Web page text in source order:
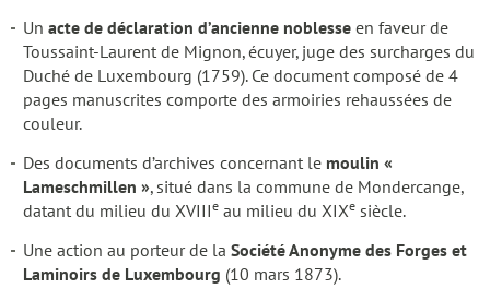
Un acte de déclaration d’ancienne noblesse en faveur de
Toussaint-Laurent de Mignon, écuyer, juge des surcharges du
Duché de Luxembourg (1759). Ce document composé de 4
pages manuscrites comporte des armoiries rehaussées de
couleur.
Des documents d’archives concernant le moulin «
Lameschmillen », situé dans la commune de Mondercange,
datant du milieu du XVIIIe au milieu du XIXe siècle.
Une action au porteur de la Société Anonyme des Forges et
Laminoirs de Luxembourg (10 mars 1873).